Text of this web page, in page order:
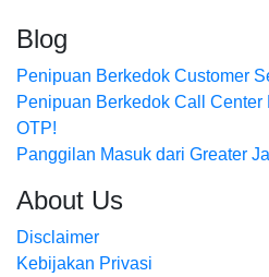
Blog
Penipuan Berkedok Customer
Penipuan Berkedok Call
OTP!
Panggilan Masuk dari Greater
About Us
Disclaimer
Kebijakan Privasi